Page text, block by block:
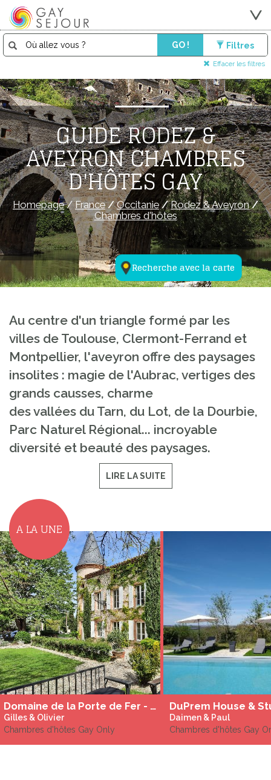
GO ! Filtres
Effacer les filtres
Recherche avec la carte
GUIDE RODEZ &
AVEYRON CHAMBRES
D'HÔTES GAY
Homepage/France/Occitanie/Rodez & Aveyron/
Chambres d'hôtes
Au centre d'un triangle formé par les
villes de Toulouse, Clermont-Ferrand et
Montpellier, l'aveyron offre des paysages
insolites : magie de l'Aubrac, vertiges des
grands causses, charme
des vallées du Tarn, du Lot, de la Dourbie,
Parc Naturel Régional... incroyable
diversité et beauté des paysages.
LIRE LA SUITE
A LA UNE
Domaine de la Porte de Fer - Chambres d'hôtes gay aux porte de Carcassonne
Gilles & Olivier
Chambres d'hôtes Gay Only
Daimen & Paul
Chambres d'hôtes Gay